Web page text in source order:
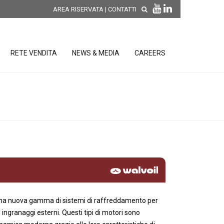
AREA RISERVATA | CONTATTI
RETE VENDITA NEWS & MEDIA CAREERS
nuova gamma di sistemi di raffreddamento per
esterni. Questi tipi di motori sono